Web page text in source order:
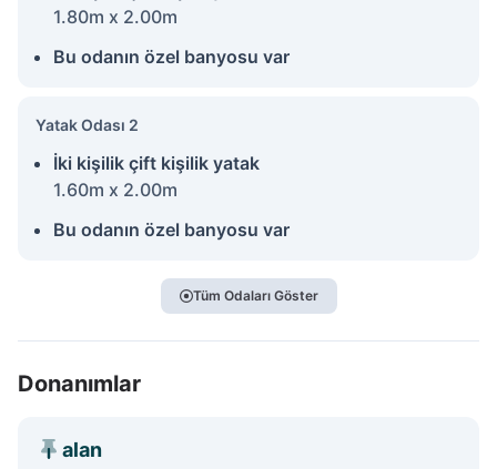
1.80m x 2.00m
Bu odanın özel banyosu var
Yatak Odası 2
İki kişilik çift kişilik yatak
1.60m x 2.00m
Bu odanın özel banyosu var
Tüm Odaları Göster
Donanımlar
alan